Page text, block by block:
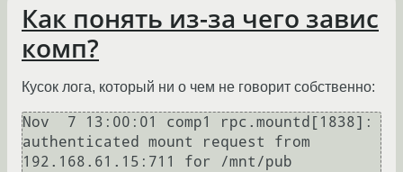
Как понять из-за чего завис
комп?
Кусок лога, который ни о чем не говорит собственно:
Nov  7 13:00:01 comp1 rpc.mountd[1838]:
authenticated mount request from
192.168.61.15:711 for /mnt/pub